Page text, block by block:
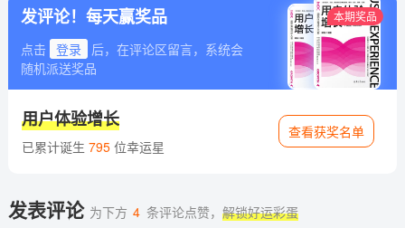
发评论！每天赢奖品
点击 登录
后，在评论区留言，系统会
随机派送奖品
本期奖品
用户体验增长
已累计诞生 795位幸运星
查看获奖名单
发表评论 为下方 4 条评论点赞，解锁好运彩蛋